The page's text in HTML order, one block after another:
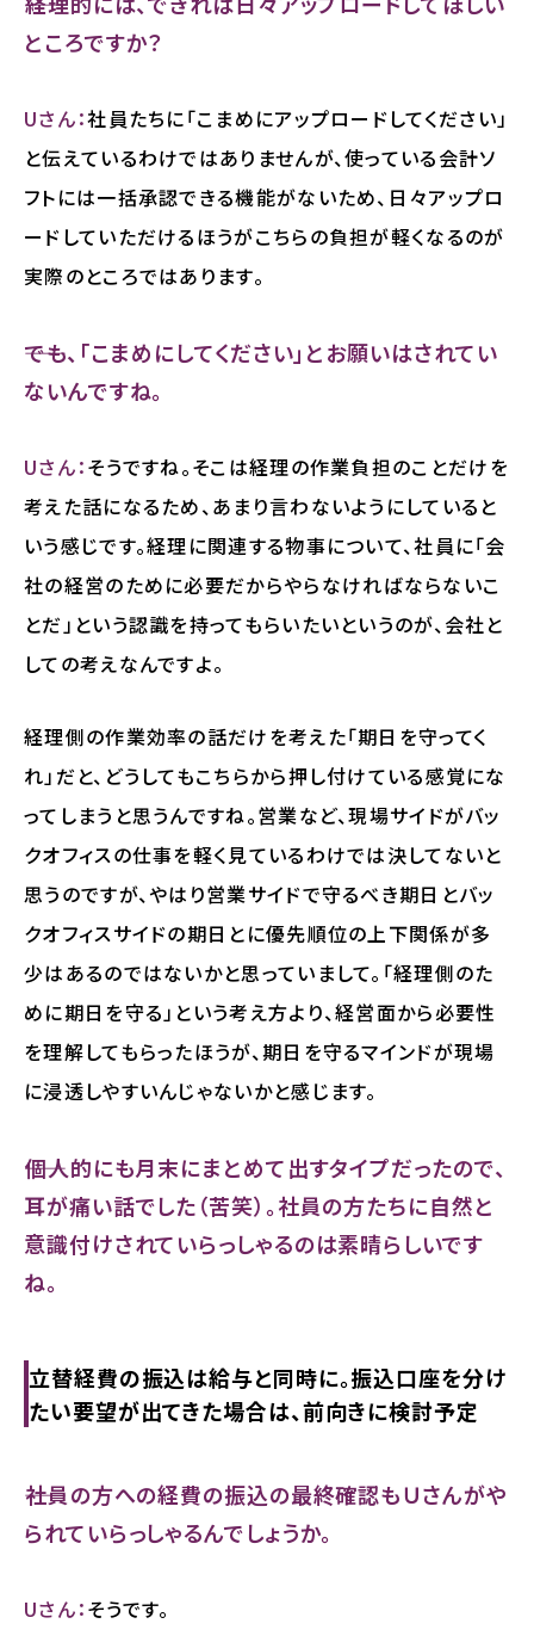
ところですか？
Uさん：社員たちに「こまめにアップロードしてください」
と伝えているわけではありませんが、使っている会計ソ
フトには一括承認できる機能がないため、日々アップロ
ードしていただけるほうがこちらの負担が軽くなるのが
実際のところではあります。
――でも、「こまめにしてください」とお願いはされてい
ないんですね。
Uさん：そうですね。そこは経理の作業負担のことだけを
考えた話になるため、あまり言わないようにしていると
いう感じです。経理に関連する物事について、社員に「会
社の経営のために必要だからやらなければならないこ
とだ」という認識を持ってもらいたいというのが、会社と
しての考えなんですよ。
経理側の作業効率の話だけを考えた「期日を守ってく
れ」だと、どうしてもこちらから押し付けている感覚にな
ってしまうと思うんですね。営業など、現場サイドがバッ
クオフィスの仕事を軽く見ているわけでは決してないと
思うのですが、やはり営業サイドで守るべき期日とバッ
クオフィスサイドの期日とに優先順位の上下関係が多
少はあるのではないかと思っていまして。「経理側のた
めに期日を守る」という考え方より、経営面から必要性
を理解してもらったほうが、期日を守るマインドが現場
に浸透しやすいんじゃないかと感じます。
――個人的にも月末にまとめて出すタイプだったので、
耳が痛い話でした（苦笑）。社員の方たちに自然と
意識付けされていらっしゃるのは素晴らしいです
ね。
立替経費の振込は給与と同時に。振込口座を分け
たい要望が出てきた場合は、前向きに検討予定
――社員の方への経費の振込の最終確認もＵさんがや
られていらっしゃるんでしょうか。
Uさん：そうです。